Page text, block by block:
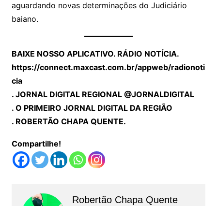
aguardando novas determinações do Judiciário
baiano.
BAIXE NOSSO APLICATIVO. RÁDIO NOTÍCIA.
https://connect.maxcast.com.br/appweb/radionoti
cia
. JORNAL DIGITAL REGIONAL @JORNALDIGITAL
. O PRIMEIRO JORNAL DIGITAL DA REGIÃO
. ROBERTÃO CHAPA QUENTE.
Compartilhe!
Robertão Chapa Quente